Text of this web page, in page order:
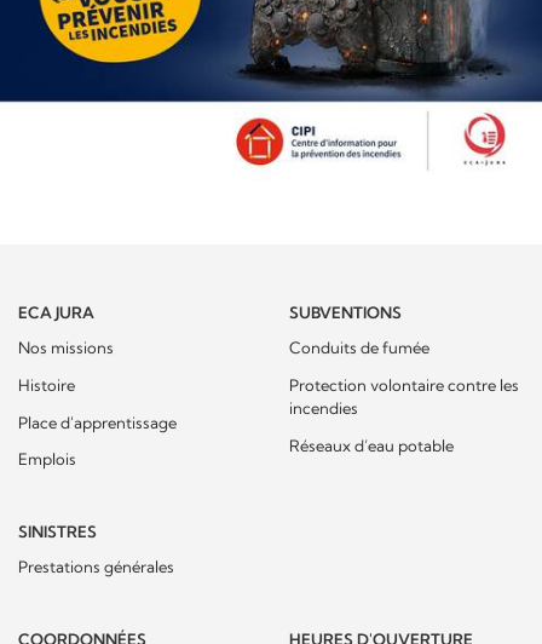
ECA JURA
Nos missions
Histoire
Place d'apprentissage
Emplois
SUBVENTIONS
Conduits de fumée
Protection volontaire contre les
incendies
Réseaux d’eau potable
SINISTRES
Prestations générales
COORDONNÉES HEURES D'OUVERTURE